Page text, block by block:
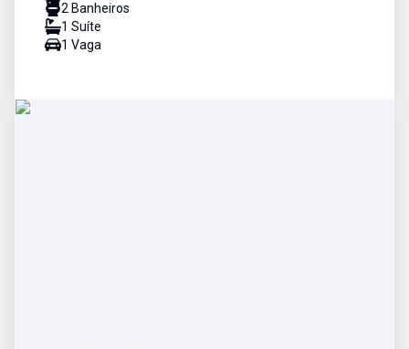
2 Banheiros
1 Suíte
1 Vaga